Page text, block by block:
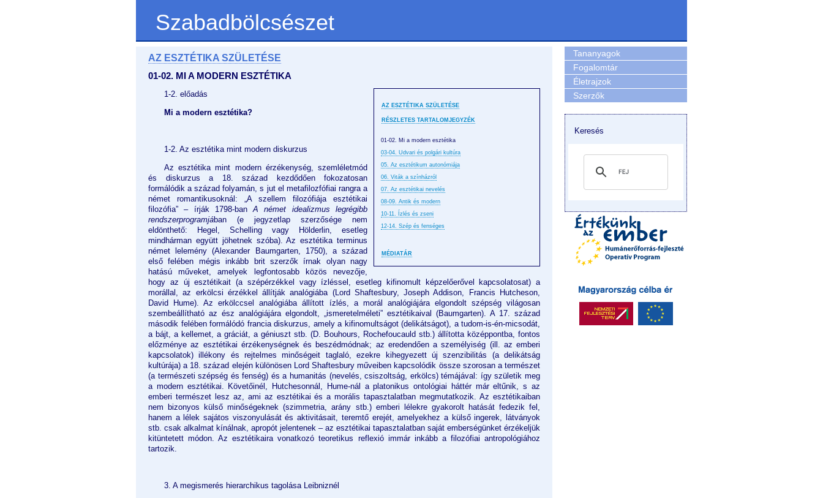
Szabadbölcsészet
AZ ESZTÉTIKA SZÜLETÉSE
01-02. MI A MODERN ESZTÉTIKA
AZ ESZTÉTIKA SZÜLETÉSE
RÉSZLETES TARTALOMJEGYZÉK
01-02. Mi a modern esztétika
03-04. Udvari és polgári kultúra
05. Az esztétikum autonómiája
06. Viták a színházról
07. Az esztétikai nevelés
08-09. Antik és modern
10-11. Ízlés és zseni
12-14. Szép és fenséges
MÉDIATÁR
1-2. előadás
Mi a modern esztétika?
1-2. Az esztétika mint modern diskurzus
Az esztétika mint modern érzékenység, szemléletmód
és diskurzus a 18. század kezdődően fokozatosan
formálódik a század folyamán, s jut el metafilozfófiai rangra a
német romantikusoknál: „A szellem filozófiája esztétikai
filozófia” – írják 1798-banA német idealizmus legrégibb
rendszerprogramjában (e jegyzetlap szerzősége nem
eldönthető: Hegel, Schelling vagy Hölderlin, esetleg
mindhárman együtt jöhetnek szóba). Az esztétika terminus
német lelemény (Alexander Baumgarten, 1750), a század
első felében mégis inkább brit szerzők írnak olyan nagy
hatású műveket, amelyek legfontosabb közös nevezője,
hogy az új esztétikait (a szépérzékkel vagy ízléssel, esetleg kifinomult képzelőerővel kapcsolatosat) a
morállal, az erkölcsi érzékkel állítják analógiába (Lord Shaftesbury, Joseph Addison, Francis Hutcheson,
David Hume). Az erkölccsel analógiába állított ízlés, a morál analógiájára elgondolt szépség világosan
szembeállítható az ész analógiájára elgondolt, „ismeretelméleti” esztétikaival (Baumgarten). A 17. század
második felében formálódó francia diskurzus, amely a kifinomultságot (delikátságot), a tudom-is-én-micsodát,
a bájt, a kellemet, a gráciát, a géniuszt stb. (D. Bouhours, Rochefoucauld stb.) állította középpontba, fontos
előzménye az esztétikai érzékenységnek és beszédmódnak; az eredendően a személyiség (ill. az emberi
kapcsolatok) illékony és rejtelmes minőségeit taglaló, ezekre kihegyezett új szenzibilitás (a delikátság
kultúrája) a 18. század elején különösen Lord Shaftesbury műveiben kapcsolódik össze szorosan a természet
(a természeti szépség és fenség) és a humanitás (nevelés, csiszoltság, erkölcs) témájával: így születik meg
a modern esztétikai. Követőinél, Hutchesonnál, Hume-nál a platonikus ontológiai háttér már eltűnik, s az
emberi természet lesz az, ami az esztétikai és a morális tapasztalatban megmutatkozik. Az esztétikaiban
nem bizonyos külső minőségeknek (szimmetria, arány stb.) emberi lélekre gyakorolt hatását fedezik fel,
hanem a lélek sajátos viszonyulását és aktivitásait, teremtő erejét, amelyekhez a külső ingerek, látványok
stb. csak alkalmat kínálnak, apropót jelentenek – az esztétikai tapasztalatban saját emberségünket érzékeljük
kitüntetett módon. Az esztétikaira vonatkozó teoretikus reflexió immár inkább a filozófiai antropológiához
tartozik.
3. A megismerés hierarchikus tagolása Leibniznél
Tananyagok
Fogalomtár
Életrajzok
Szerzők
Keresés